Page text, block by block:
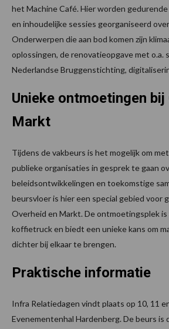
het Machine Café. Hier worden
en inhoudelijke sessies georganiseerd
Onderwerpen die aan bod komen zijn
oplossingen, de renovatieopgave met o.a.
Nederlandse Bruggenstichting,
Unieke ontmoetingen bij
Markt
Tijdens de vakbeurs is het mogelijk om
publieke organisaties in gesprek te gaan
beleidsontwikkelingen en toekomstige
beursvloer is hier een special gebied voor
Overheid en Markt. De ontmoetingsplek is
koffietruck en biedt een unieke kans om
dichter bij elkaar te brengen.
Praktische informatie
Infra Relatiedagen vindt plaats op 10, 11
Evenementenhal Hardenberg. De beurs is